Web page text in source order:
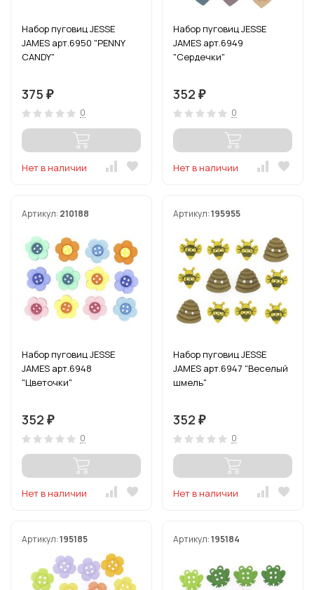
Набор пуговиц JESSE
JAMES арт.6950 "PENNY
CANDY"
375 ₽
0
Нет в наличии
Набор пуговиц JESSE
JAMES арт.6949
"Сердечки"
352 ₽
0
Нет в наличии
Артикул: 210188
Набор пуговиц JESSE
JAMES арт.6948
"Цветочки"
352 ₽
0
Нет в наличии
Артикул:195955
Набор пуговиц JESSE
JAMES арт.6947 "Веселый
шмель"
352 ₽
0
Нет в наличии
Артикул:195185 Артикул:195184